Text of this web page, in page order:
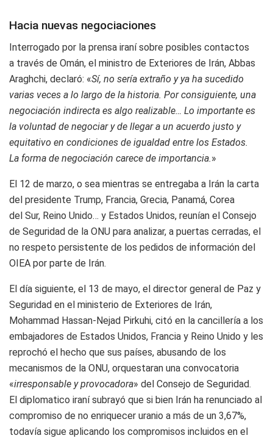
Hacia nuevas negociaciones
Interrogado por la prensa iraní sobre posibles contactos
a través de Omán, el ministro de Exteriores de Irán, Abbas
Araghchi, declaró: «Sí, no sería extraño y ya ha sucedido
varias veces a lo largo de la historia. Por consiguiente, una
negociación indirecta es algo realizable… Lo importante es
la voluntad de negociar y de llegar a un acuerdo justo y
equitativo en condiciones de igualdad entre los Estados.
La forma de negociación carece de importancia.»
El 12 de marzo, o sea mientras se entregaba a Irán la carta
del presidente Trump, Francia, Grecia, Panamá, Corea
del Sur, Reino Unido… y Estados Unidos, reunían el Consejo
de Seguridad de la ONU para analizar, a puertas cerradas, el
no respeto persistente de los pedidos de información del
OIEA por parte de Irán.
El día siguiente, el 13 de mayo, el director general de Paz y
Seguridad en el ministerio de Exteriores de Irán,
Mohammad Hassan-Nejad Pirkuhi, citó en la cancillería a los
embajadores de Estados Unidos, Francia y Reino Unido y les
reprochó el hecho que sus países, abusando de los
mecanismos de la ONU, orquestaran una convocatoria
«irresponsable y provocadora» del Consejo de Seguridad.
El diplomatico iraní subrayó que si bien Irán ha renunciado al
compromiso de no enriquecer uranio a más de un 3,67%,
todavía sigue aplicando los compromisos incluidos en el